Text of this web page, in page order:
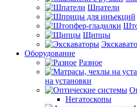
Шпатели
Щипцы
Оборудование
Разное
на установки
Негатоскопы